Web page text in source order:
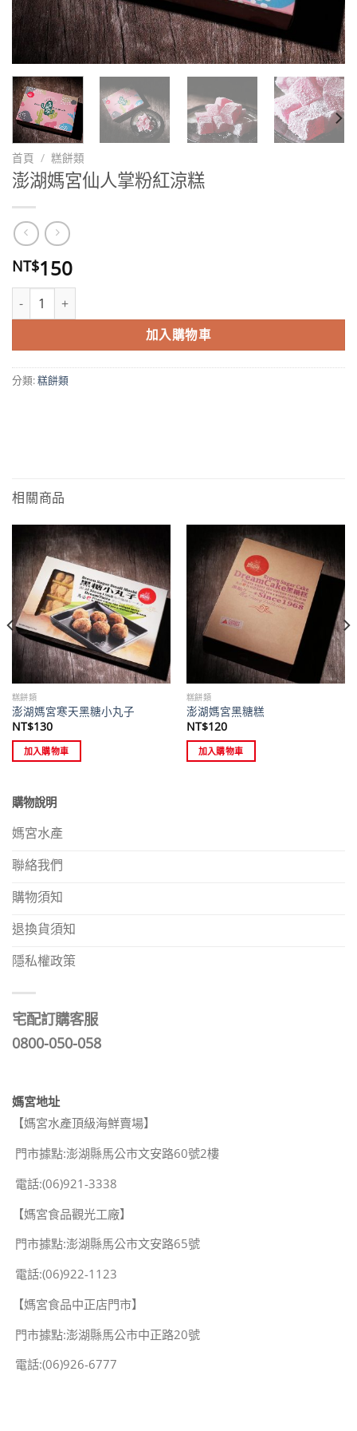
首頁 / 糕餅類
澎湖媽宮仙人掌粉紅涼糕
NT$150
澎湖媽宮仙人掌粉紅涼糕 數量
加入購物車
分類:糕餅類
相關商品
糕餅類
澎湖媽宮寒天黑糖小丸子
NT$130
加入購物車
糕餅類
澎湖媽宮黑糖糕
NT$120
加入購物車
購物說明
媽宮水產
聯絡我們
購物須知
退換貨須知
隱私權政策
宅配訂購客服
0800-050-058
媽宮地址
【媽宮水產頂級海鮮賣場】
門市據點:澎湖縣馬公市文安路60號2樓
電話:(06)921-3338
【媽宮食品觀光工廠】
門市據點:澎湖縣馬公市文安路65號
電話:(06)922-1123
【媽宮食品中正店門市】
門市據點:澎湖縣馬公市中正路20號
電話:(06)926-6777